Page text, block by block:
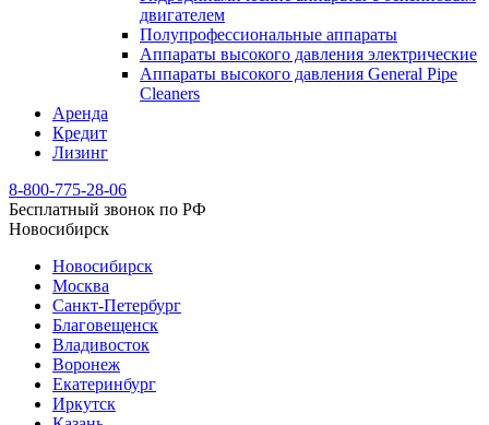
двигателем
Полупрофессиональные аппараты
Аппараты высокого давления электрические
Аппараты высокого давления General Pipe
Cleaners
Аренда
Кредит
Лизинг
8-800-775-28-06
Бесплатный звонок по РФ
Новосибирск
Новосибирск
Москва
Санкт-Петербург
Благовещенск
Владивосток
Воронеж
Екатеринбург
Иркутск